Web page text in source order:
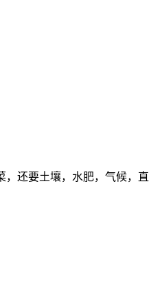
还要土壤，水肥，气候，直